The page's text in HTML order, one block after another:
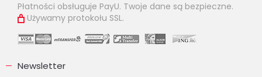
Płatności obsługuje PayU. Twoje dane są bezpieczne.
Używamy protokołu SSL.
Newsletter